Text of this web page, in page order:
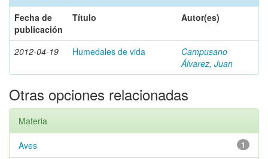
Fecha de
publicación
Título Autor(es)
2012-04-19 Humedales de vida
Campusano
Álvarez, Juan
Otras opciones relacionadas
Materia
1
Aves